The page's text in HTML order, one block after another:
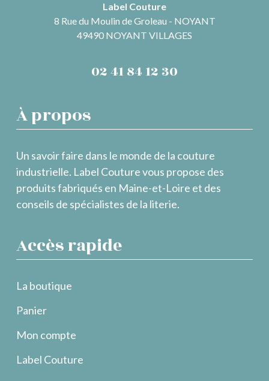
Label Couture
8 Rue du Moulin de Groleau - NOYANT
49490 NOYANT VILLAGES
02 41 84 12 30
À propos
Un savoir faire dans le monde de la couture
industrielle. Label Couture vous propose des
produits fabriqués en Maine-et-Loire et des
conseils de spécialistes de la literie.
Accès rapide
La boutique
Panier
Mon compte
Label Couture